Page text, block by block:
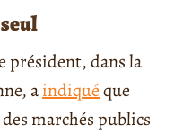
président, dans la
aindiquéque
marchés publics